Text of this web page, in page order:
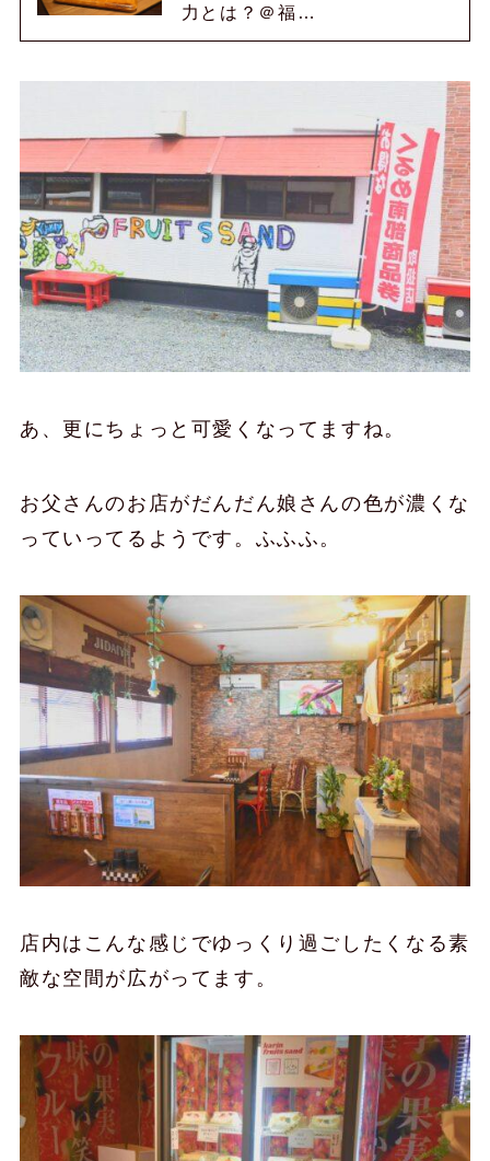
力とは？＠福…
あ、更にちょっと可愛くなってますね。
お父さんのお店がだんだん娘さんの色が濃くな
っていってるようです。ふふふ。
店内はこんな感じでゆっくり過ごしたくなる素
敵な空間が広がってます。